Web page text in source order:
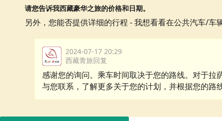
请您告诉我西藏豪华之旅的价格和日期。
另外，您能否提供详细的行程 - 我想看看在公共汽车/车
2024-07-17 20:29
西藏青旅回复
感谢您的询问。乘车时间取决于您的路线。对于
与您联系，了解更多关于您的计划，并根据您的路